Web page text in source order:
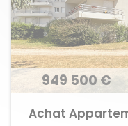
949 500 €